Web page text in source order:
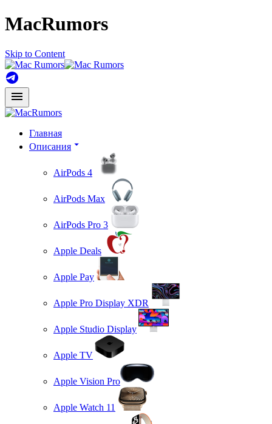
MacRumors
Skip to Content
Главная
Описания
AirPods 4
AirPods Max
AirPods Pro 3
Apple Deals
Apple Pay
Apple Pro Display XDR
Apple Studio Display
Apple TV
Apple Vision Pro
Apple Watch 11